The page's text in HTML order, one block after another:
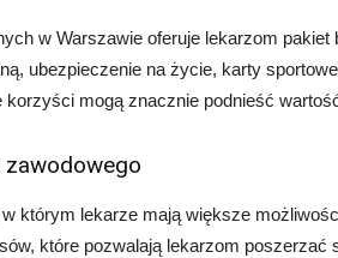
w Warszawie oferuje lekarzom pakiet
ubezpieczenie na życie, karty
korzyści mogą znacznie podnieść
którym lekarze mają większe
które pozwalają lekarzom poszerzać